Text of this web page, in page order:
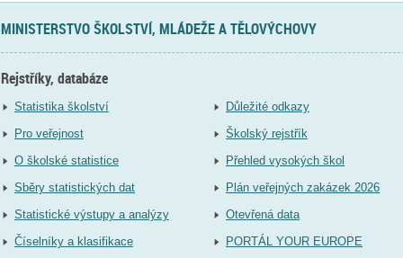
MINISTERSTVO ŠKOLSTVÍ, MLÁDEŽE A TĚLOVÝCHOVY
Rejstříky, databáze
Statistika školství
Pro veřejnost
O školské statistice
Sběry statistických dat
Statistické výstupy a analýzy
Číselníky a klasifikace
Důležité odkazy
Školský rejstřík
Přehled vysokých škol
Plán veřejných zakázek 2026
Otevřená data
PORTÁL YOUR EUROPE